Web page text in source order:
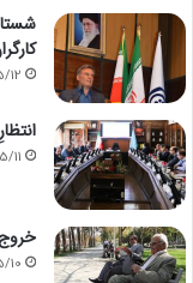
شستا
12
11
10